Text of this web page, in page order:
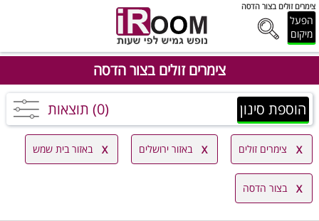
צימרים זולים בצור הדסה
הפעל
מיקום
צימרים זולים בצור הדסה
הוספת סינון (0) תוצאות
צימרים זולים באזור ירושלים באזור בית שמש
בצור הדסה